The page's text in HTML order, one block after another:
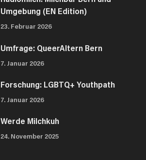
Umgebung (EN Edition)
23. Februar 2026
Umfrage: QueerAltern Bern
7. Januar 2026
Forschung: LGBTQ+ Youthpath
7. Januar 2026
Werde Milchkuh
24. November 2025